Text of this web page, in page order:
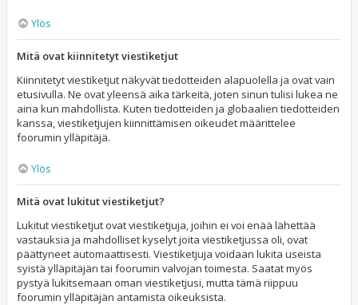
Ylös
Mitä ovat kiinnitetyt viestiketjut
Kiinnitetyt viestiketjut näkyvät tiedotteiden alapuolella ja ovat vain
etusivulla. Ne ovat yleensä aika tärkeitä, joten sinun tulisi lukea ne
aina kun mahdollista. Kuten tiedotteiden ja globaalien tiedotteiden
kanssa, viestiketjujen kiinnittämisen oikeudet määrittelee
foorumin ylläpitäjä.
Ylös
Mitä ovat lukitut viestiketjut?
Lukitut viestiketjut ovat viestiketjuja, joihin ei voi enää lähettää
vastauksia ja mahdolliset kyselyt joita viestiketjussa oli, ovat
päättyneet automaattisesti. Viestiketjuja voidaan lukita useista
syistä ylläpitäjän tai foorumin valvojan toimesta. Saatat myös
pystyä lukitsemaan oman viestiketjusi, mutta tämä riippuu
foorumin ylläpitäjän antamista oikeuksista.